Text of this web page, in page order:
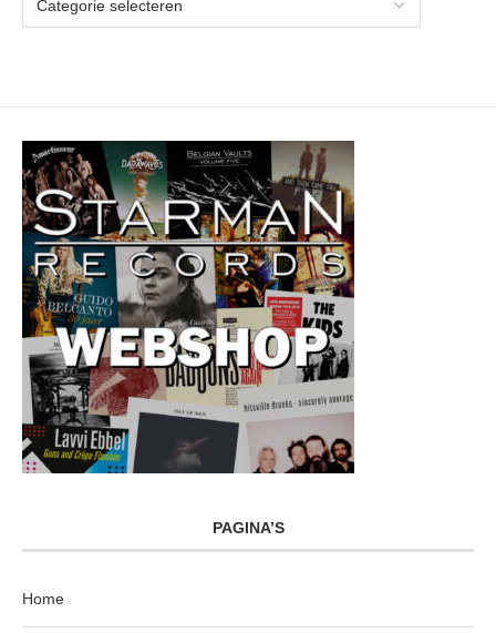
PAGINA’S
Home